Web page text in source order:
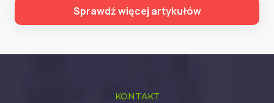
Sprawdź więcej artykułów
KONTAKT